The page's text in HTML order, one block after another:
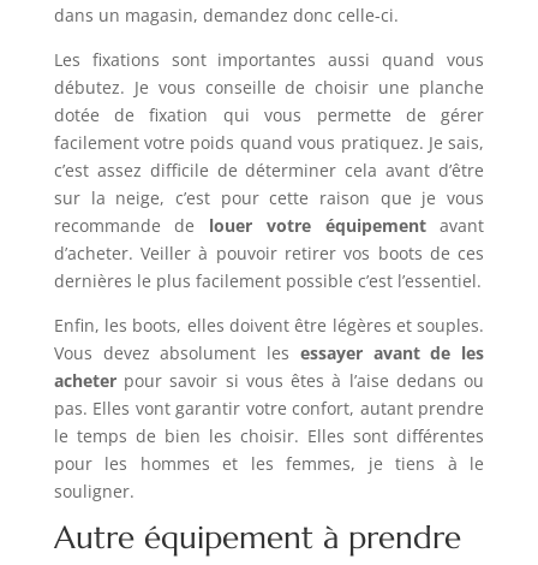
dans un magasin, demandez donc celle-ci.
Les fixations sont importantes aussi quand vous
débutez. Je vous conseille de choisir une planche
dotée de fixation qui vous permette de gérer
facilement votre poids quand vous pratiquez. Je sais,
c’est assez difficile de déterminer cela avant d’être
sur la neige, c’est pour cette raison que je vous
recommande de louer votre équipementavant
d’acheter. Veiller à pouvoir retirer vos boots de ces
dernières le plus facilement possible c’est l’essentiel.
Enfin, les boots, elles doivent être légères et souples.
Vous devez absolument les essayer avant de les
acheterpour savoir si vous êtes à l’aise dedans ou
pas. Elles vont garantir votre confort, autant prendre
le temps de bien les choisir. Elles sont différentes
pour les hommes et les femmes, je tiens à le
souligner.
Autre équipement à prendre